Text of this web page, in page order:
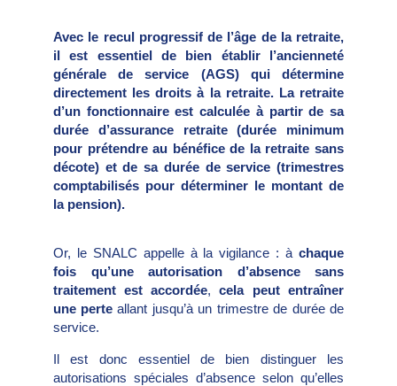
Avec le recul progressif de l’âge de la retraite,
il est essentiel de bien établir l’ancienneté
générale de service (AGS) qui détermine
directement les droits à la retraite. La retraite
d’un fonctionnaire est calculée à partir de sa
durée d’assurance retraite (durée minimum
pour prétendre au bénéfice de la retraite sans
décote) et de sa durée de service (trimestres
comptabilisés pour déterminer le montant de
la pension).
Or, le SNALC appelle à la vigilance : à chaque
fois qu’une autorisation d’absence sans
traitement est accordée, cela peut entraîner
une perte allant jusqu’à un trimestre de durée de
service.
Il est donc essentiel de bien distinguer les
autorisations spéciales d’absence selon qu’elles